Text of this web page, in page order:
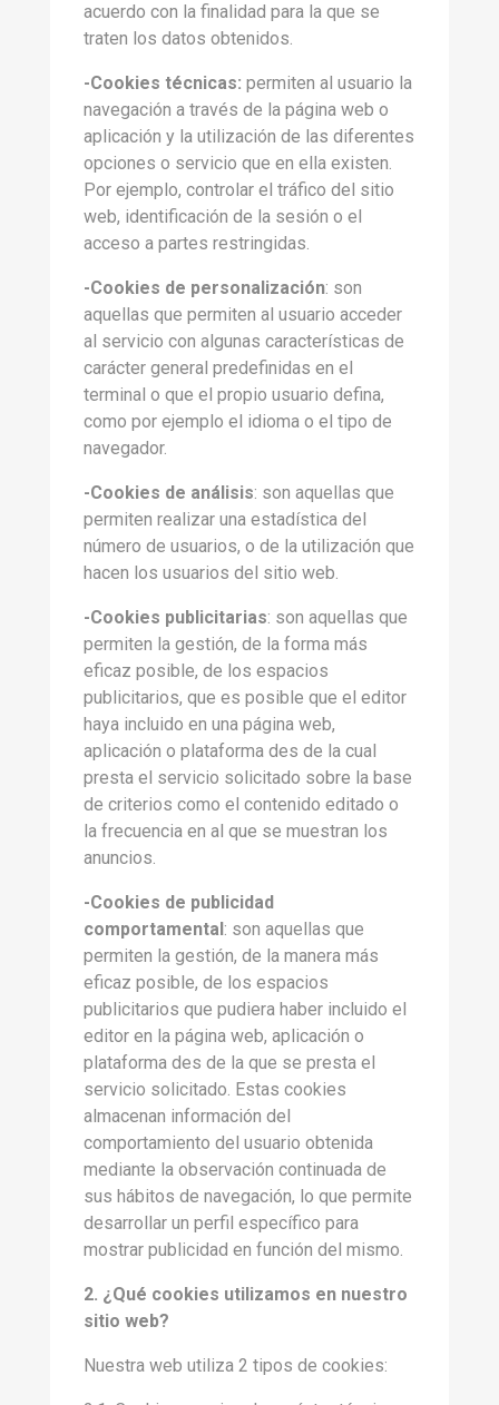
acuerdo con la finalidad para la que se
traten los datos obtenidos.
-Cookies técnicas: permiten al usuario la
navegación a través de la página web o
aplicación y la utilización de las diferentes
opciones o servicio que en ella existen.
Por ejemplo, controlar el tráfico del sitio
web, identificación de la sesión o el
acceso a partes restringidas.
-Cookies de personalización: son
aquellas que permiten al usuario acceder
al servicio con algunas características de
carácter general predefinidas en el
terminal o que el propio usuario defina,
como por ejemplo el idioma o el tipo de
navegador.
-Cookies de análisis: son aquellas que
permiten realizar una estadística del
número de usuarios, o de la utilización que
hacen los usuarios del sitio web.
-Cookies publicitarias: son aquellas que
permiten la gestión, de la forma más
eficaz posible, de los espacios
publicitarios, que es posible que el editor
haya incluido en una página web,
aplicación o plataforma des de la cual
presta el servicio solicitado sobre la base
de criterios como el contenido editado o
la frecuencia en al que se muestran los
anuncios.
-Cookies de publicidad
comportamental: son aquellas que
permiten la gestión, de la manera más
eficaz posible, de los espacios
publicitarios que pudiera haber incluido el
editor en la página web, aplicación o
plataforma des de la que se presta el
servicio solicitado. Estas cookies
almacenan información del
comportamiento del usuario obtenida
mediante la observación continuada de
sus hábitos de navegación, lo que permite
desarrollar un perfil específico para
mostrar publicidad en función del mismo.
2. ¿Qué cookies utilizamos en nuestro
sitio web?
Nuestra web utiliza 2 tipos de cookies: